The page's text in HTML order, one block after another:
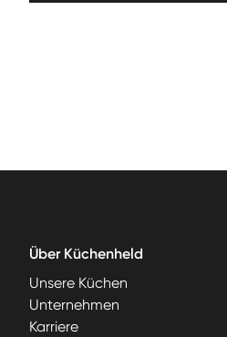
Über Küchenheld
Unsere Küchen
Unternehmen
Karriere